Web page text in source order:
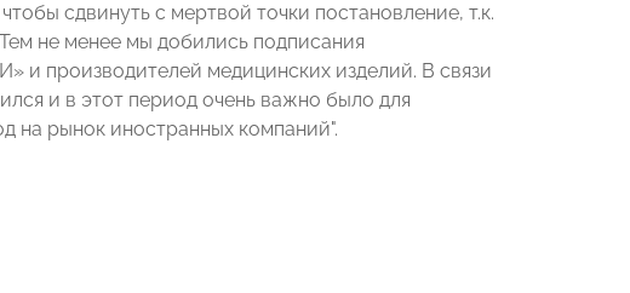
сдвинуть с мертвой точки постановление, т.к.
не менее мы добились подписания
производителей медицинских изделий. В связи
и в этот период очень важно было для
на рынок иностранных компаний".